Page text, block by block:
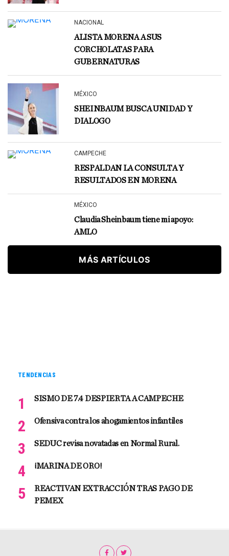
NACIONAL
ALISTA MORENA A SUS
CORCHOLATAS PARA
GUBERNATURAS
MÉXICO
SHEINBAUM BUSCA UNIDAD Y
DIALOGO
CAMPECHE
RESPALDAN LA CONSULTA Y
RESULTADOS EN MORENA
MÉXICO
Claudia Sheinbaum tiene mi apoyo:
AMLO
MÁS ARTÍCULOS
TENDENCIAS
SISMO DE 7.4 DESPIERTA A CAMPECHE
Ofensiva contra los ahogamientos infantiles
SEDUC revisa novatadas en Normal Rural.
¡MARINA DE ORO!
REACTIVAN EXTRACCIÓN TRAS PAGO DE
PEMEX